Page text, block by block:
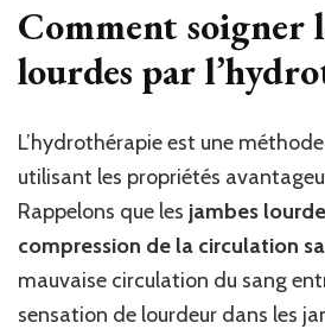
Comment soigner
lourdes par
L’hydrothérapie est une
utilisant les propriétés
Rappelons que les jambes
compression de la circulation
mauvaise circulation du sang
sensation de lourdeur dans les